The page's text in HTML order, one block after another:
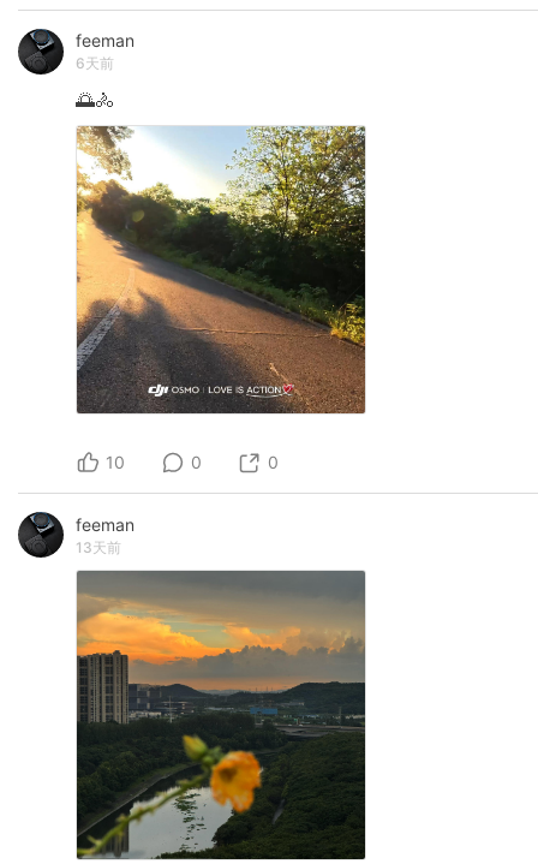
feeman
6天前
🌅🚴
10 0 0
feeman
13天前